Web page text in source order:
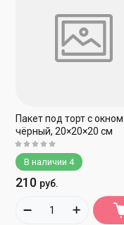
Пакет под торт с окном
чёрный, 20×20×20 см
В наличии 4
210 руб.